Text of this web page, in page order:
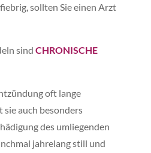
sollten Sie einen Arzt
sind CHRONISCHE
oft lange
auch besonders
des umliegenden
jahrelang still und